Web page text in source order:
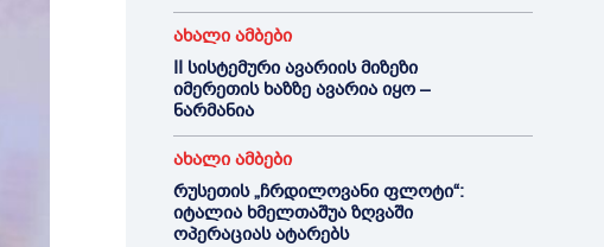
ახალი ამბები
II სისტემური ავარიის მიზეზი
იმერეთის ხაზზე ავარია იყო –
ნარმანია
ახალი ამბები
რუსეთის „ჩრდილოვანი ფლოტი“:
იტალია ხმელთაშუა ზღვაში
ოპერაციას ატარებს